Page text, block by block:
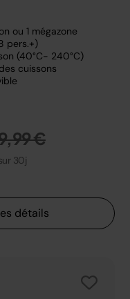
ou 1 mégazone
pers.+)
(40°C- 240°C)
cuissons
réduit de
€au
30j
détails